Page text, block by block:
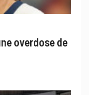
overdose de